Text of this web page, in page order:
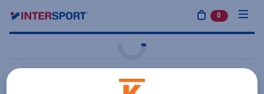
0 tuotetta